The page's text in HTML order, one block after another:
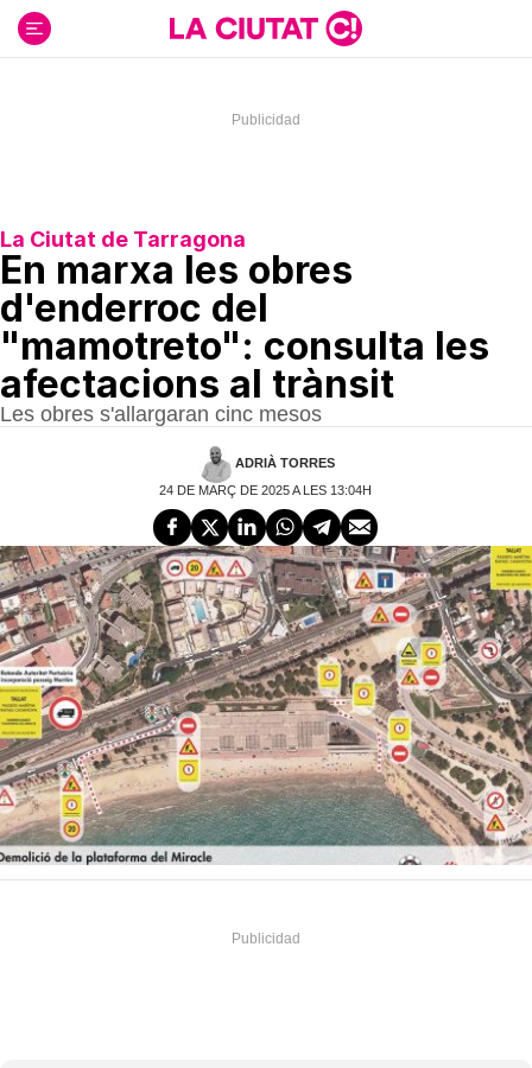
contenido
La Ciutat de Tarragona
En marxa les obres
d'enderroc del
"mamotreto": consulta les
afectacions al trànsit
Les obres s'allargaran cinc mesos
ADRIÀ TORRES
24 DE MARÇ DE 2025 A LES 13:04H